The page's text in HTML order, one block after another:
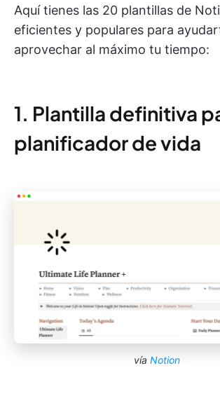
Aquí tienes las 20 plantillas de
eficientes y populares para
aprovechar al máximo tu tiempo:
1. Plantilla definitiva
planificador de vida
vía Notion